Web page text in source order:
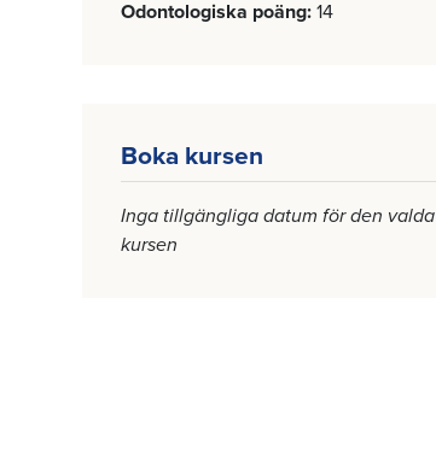
Odontologiska poäng 14
Boka kursen
Inga tillgängliga datum för den valda
kursen